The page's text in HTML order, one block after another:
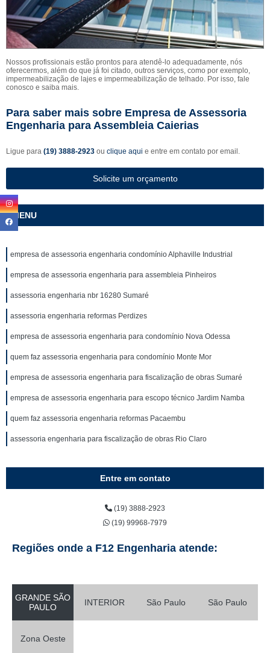
Nossos profissionais estão prontos para atendê-lo adequadamente, nós
oferecermos, além do que já foi citado, outros serviços, como por exemplo,
impermeabilização de lajes e impermeabilização de telhado. Por isso, fale
conosco e saiba mais.
Para saber mais sobre Empresa de Assessoria
Engenharia para Assembleia Caierias
Ligue para (19) 3888-2923 ou clique aqui e entre em contato por email.
Solicite um orçamento
MENU
empresa de assessoria engenharia condomínio Alphaville Industrial
empresa de assessoria engenharia para assembleia Pinheiros
assessoria engenharia nbr 16280 Sumaré
assessoria engenharia reformas Perdizes
empresa de assessoria engenharia para condomínio Nova Odessa
quem faz assessoria engenharia para condomínio Monte Mor
empresa de assessoria engenharia para fiscalização de obras Sumaré
empresa de assessoria engenharia para escopo técnico Jardim Namba
quem faz assessoria engenharia reformas Pacaembu
assessoria engenharia para fiscalização de obras Rio Claro
Entre em contato
(19) 3888-2923
(19) 99968-7979
Regiões onde a F12 Engenharia atende:
GRANDE SÃO
PAULO
INTERIOR São Paulo São Paulo
Zona Oeste